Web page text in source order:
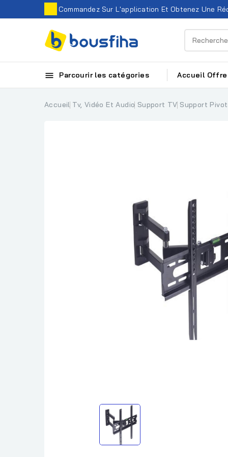
Commandez Sur L'application Et Obtenez Une
 Parcourir les catégories Accueil
Accueil Tv, Vidéo Et Audio Support TV Support